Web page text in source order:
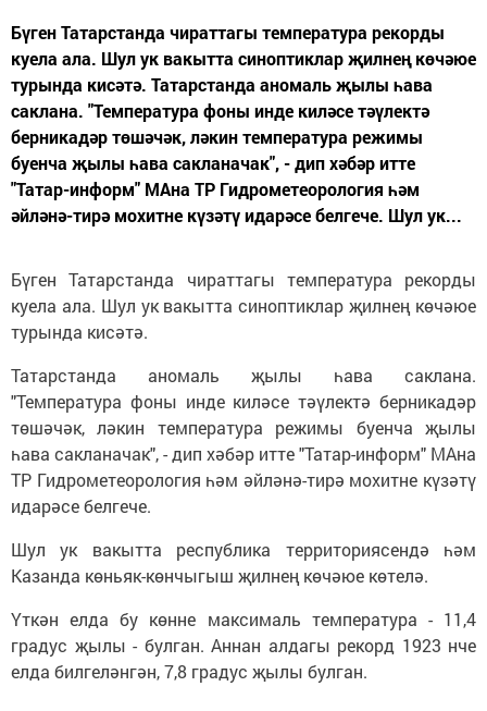
Бүген Татарстанда чираттагы температура рекорды
куела ала. Шул ук вакытта синоптиклар җилнең көчәюе
турында кисәтә. Татарстанда аномаль җылы һава
саклана. "Температура фоны инде киләсе тәүлектә
берникадәр төшәчәк, ләкин температура режимы
буенча җылы һава сакланачак", - дип хәбәр итте
"Татар-информ" МАна ТР Гидрометеорология һәм
әйләнә-тирә мохитне күзәтү идарәсе белгече. Шул ук...
Бүген Татарстанда чираттагы температура рекорды
куела ала. Шул ук вакытта синоптиклар җилнең көчәюе
турында кисәтә.
Татарстанда аномаль җылы һава саклана.
"Температура фоны инде киләсе тәүлектә берникадәр
төшәчәк, ләкин температура режимы буенча җылы
һава сакланачак", - дип хәбәр итте "Татар-информ" МАна
ТР Гидрометеорология һәм әйләнә-тирә мохитне күзәтү
идарәсе белгече.
Шул ук вакытта республика территориясендә һәм
Казанда көньяк-көнчыгыш җилнең көчәюе көтелә.
Үткән елда бу көнне максималь температура - 11,4
градус җылы - булган. Аннан алдагы рекорд 1923 нче
елда билгеләнгән, 7,8 градус җылы булган.